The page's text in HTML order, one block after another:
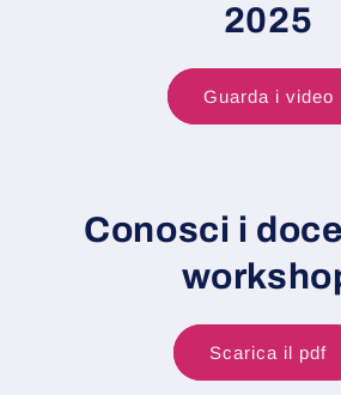
2025
Guarda i video
Conosci i
Scarica il pdf